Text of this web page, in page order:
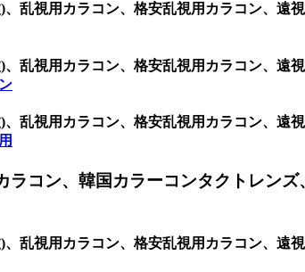
乱視用カラコン、格安乱視用カラコン、
乱視用カラコン、格安乱視用カラコン、
乱視用カラコン、格安乱視用カラコン、
コン、韓国カラーコンタクトレン
乱視用カラコン、格安乱視用カラコン、